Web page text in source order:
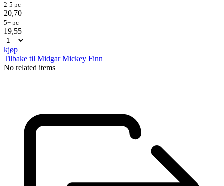
2-5 pc
20,70
5+ pc
19,55
kjøp
Tilbake til Midgar Mickey Finn
No related items